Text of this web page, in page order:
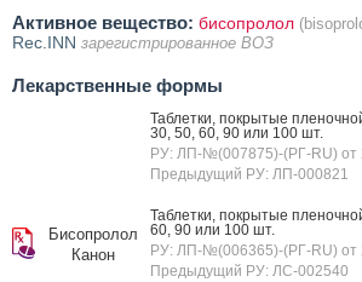
Активное вещество: бисопролол
Rec.INN зарегистрированное ВОЗ
Лекарственные формы
Бисопролол
Канон
Таблетки, покрытые
30, 50, 60, 90 или 100 шт.
РУ: ЛП-№(007875)-(РГ-RU) от
Предыдущий РУ: ЛП-000821
Таблетки, покрытые
60, 90 или 100 шт.
РУ: ЛП-№(006365)-(РГ-RU) от
Предыдущий РУ: ЛС-002540